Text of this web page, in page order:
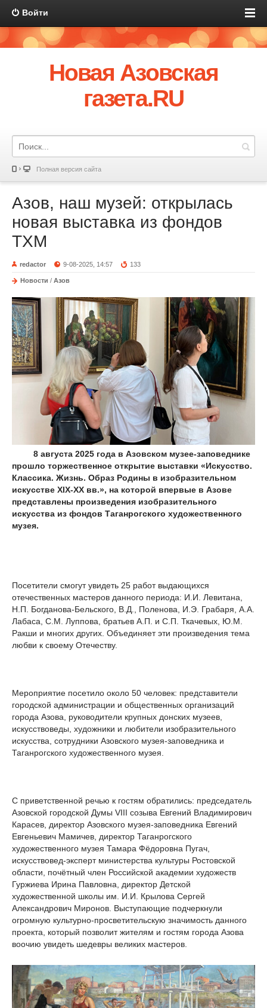
Войти
Новая Азовская
газета.RU
Полная версия сайта
Азов, наш музей: открылась
новая выставка из фондов
ТХМ
redactor 9-08-2025, 14:57 133
Новости / Азов
8 августа 2025 года в Азовском музее-заповеднике
прошло торжественное открытие выставки «Искусство.
Классика. Жизнь. Образ Родины в изобразительном
искусстве XIX-XX вв.», на которой впервые в Азове
представлены произведения изобразительного
искусства из фондов Таганрогского художественного
музея.
Посетители смогут увидеть 25 работ выдающихся
отечественных мастеров данного периода: И.И. Левитана,
Н.П. Богданова-Бельского, В.Д., Поленова, И.Э. Грабаря, А.А.
Лабаса, С.М. Луппова, братьев А.П. и С.П. Ткачевых, Ю.М.
Ракши и многих других. Объединяет эти произведения тема
любви к своему Отечеству.
Мероприятие посетило около 50 человек: представители
городской администрации и общественных организаций
города Азова, руководители крупных донских музеев,
искусствоведы, художники и любители изобразительного
искусства, сотрудники Азовского музея-заповедника и
Таганрогского художественного музея.
С приветственной речью к гостям обратились: председатель
Азовской городской Думы VIII созыва Евгений Владимирович
Карасев, директор Азовского музея-заповедника Евгений
Евгеньевич Мамичев, директор Таганрогского
художественного музея Тамара Фёдоровна Пугач,
искусствовед-эксперт министерства культуры Ростовской
области, почётный член Российской академии художеств
Гуржиева Ирина Павловна, директор Детской
художественной школы им. И.И. Крылова Сергей
Александрович Миронов. Выступающие подчеркнули
огромную культурно-просветительскую значимость данного
проекта, который позволит жителям и гостям города Азова
воочию увидеть шедевры великих мастеров.